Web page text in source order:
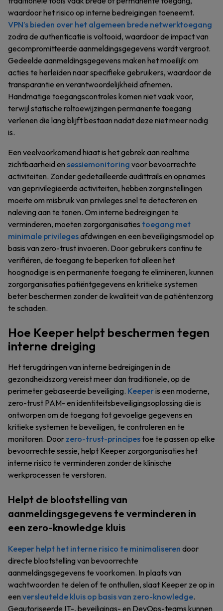
waardoor het risico op interne bedreigingen toeneemt.
VPN’s bieden over het algemeen brede netwerktoegang
zodra de authenticatie is voltooid, waardoor de impact van
gecompromitteerde aanmeldingsgegevens wordt vergroot.
Gedeelde aanmeldingsgegevens maken het moeilijk om
acties te herleiden naar specifieke gebruikers, waardoor de
transparantie en verantwoordelijkheid afnemen.
Handmatige toegangscontroles komen niet vaak voor,
terwijl statische roltoewijzingen permanente toegang
verlenen die lang blijft bestaan nadat deze niet meer nodig
is.
Een veelvoorkomend hiaat is het gebrek aan realtime
zichtbaarheid en sessiemonitoring voor bevoorrechte
activiteiten. Zonder gedetailleerde audittrails en opnames
van geprivilegieerde activiteiten, hebben zorginstellingen
moeite om misbruik van privileges snel te detecteren en
naleving aan te tonen. Om interne bedreigingen te
verminderen, moeten zorgorganisaties toegang met
minimale privilegesafdwingen en een beveiligingsmodel op
basis van zero-trust invoeren. Door gebruikers continu te
verifiëren, de toegang te beperken tot alleen het
hoognodige is en permanente toegang te elimineren, kunnen
zorgorganisaties patiëntgegevens en kritieke systemen
beter beschermen zonder de kwaliteit van de patiëntenzorg
te schaden.
Hoe Keeper helpt beschermen tegen
interne dreiging
Het terugdringen van interne bedreigingen in de
gezondheidszorg vereist meer dan traditionele, op de
perimeter gebaseerde beveiliging. Keeperis een moderne,
zero-trust PAM- en identiteitsbeveiligingsoplossing die is
ontworpen om de toegang tot gevoelige gegevens en
kritieke systemen te beveiligen, te controleren en te
monitoren. Door zero-trust-principestoe te passen op elke
bevoorrechte sessie, helpt Keeper zorgorganisaties het
interne risico te verminderen zonder de klinische
werkprocessen te verstoren.
Helpt de blootstelling van
aanmeldingsgegevens te verminderen in
een zero-knowledge kluis
Keeper helpt het interne risico te minimaliseren door
directe blootstelling van bevoorrechte
aanmeldingsgegevens te voorkomen. In plaats van
wachtwoorden te delen of te onthullen, slaat Keeper ze op in
een versleutelde kluis op basis van zero-knowledge.
Geautoriseerde IT-, beveiligings- en DevOps-teams kunnen